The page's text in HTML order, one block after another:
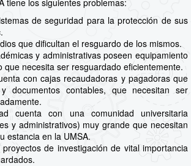
de seguridad para la protección de sus
que dificultan el resguardo de los mismos.
y administrativas poseen equipamiento
que necesita ser resguardado eficientemente.
con cajas recaudadoras y pagadoras que
documentos contables, que necesitan ser
con una comunidad universitaria
y administrativos) muy grande que necesitan
estancia en la UMSA.
de investigación de vital importancia